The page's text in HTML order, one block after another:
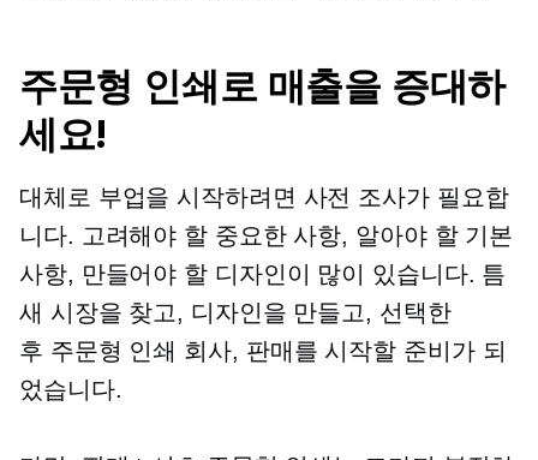
주문형 인쇄로 매출을 증대하
세요!
대체로 부업을 시작하려면 사전 조사가 필요합
니다. 고려해야 할 중요한 사항, 알아야 할 기본
사항, 만들어야 할 디자인이 많이 있습니다. 틈
새 시장을 찾고, 디자인을 만들고, 선택한
후 주문형 인쇄 회사, 판매를 시작할 준비가 되
었습니다.